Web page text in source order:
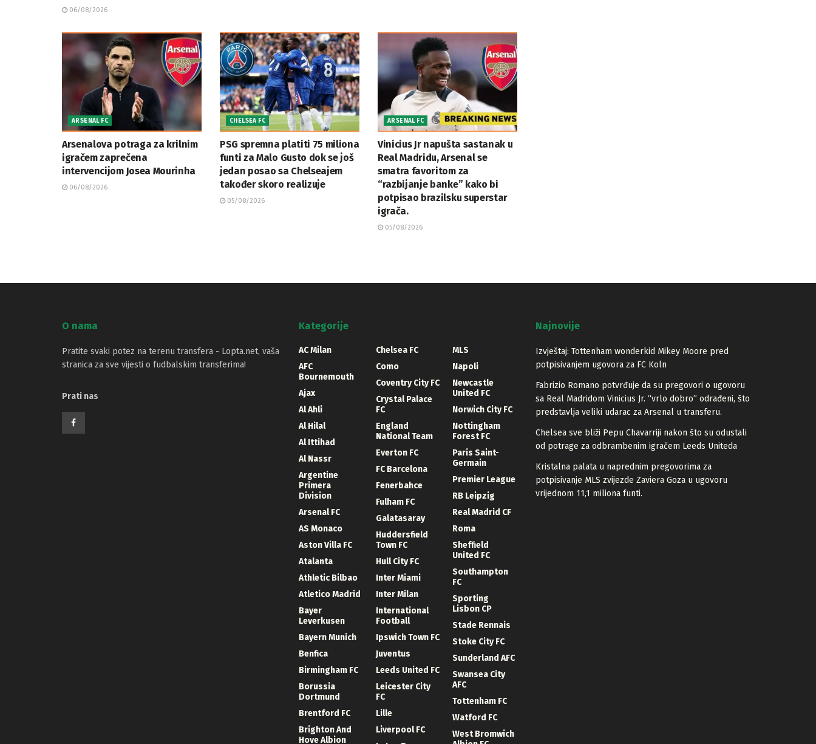
06/08/2026
ARSENAL FC
Arsenalova potraga za krilnim
igračem zaprečena
intervencijom Josea Mourinha
06/08/2026
CHELSEA FC
PSG spremna platiti 75 miliona
funti za Malo Gusto dok se još
jedan posao sa Chelseajem
također skoro realizuje
05/08/2026
ARSENAL FC
Vinicius Jr napušta sastanak u
Real Madridu, Arsenal se
smatra favoritom za
“razbijanje banke” kako bi
potpisao brazilsku superstar
igrača.
05/08/2026
O nama
Pratite svaki potez na terenu transfera - Lopta.net, vaša
stranica za sve vijesti o fudbalskim transferima!
Prati nas
Kategorije
AC Milan
AFC
Bournemouth
Ajax
Al Ahli
Al Hilal
Al Ittihad
Al Nassr
Argentine
Primera
Division
Arsenal FC
AS Monaco
Aston Villa FC
Atalanta
Athletic Bilbao
Atletico Madrid
Bayer
Leverkusen
Bayern Munich
Benfica
Birmingham FC
Borussia
Dortmund
Brentford FC
Brighton And
Hove Albion
Chelsea FC
Como
Coventry City FC
Crystal Palace
FC
England
National Team
Everton FC
FC Barcelona
Fenerbahce
Fulham FC
Galatasaray
Huddersfield
Town FC
Hull City FC
Inter Miami
Inter Milan
International
Football
Ipswich Town FC
Juventus
Leeds United FC
Leicester City
FC
Lille
Liverpool FC
MLS
Napoli
Newcastle
United FC
Norwich City FC
Nottingham
Forest FC
Paris Saint-
Germain
Premier League
RB Leipzig
Real Madrid CF
Roma
Sheffield
United FC
Southampton
FC
Sporting
Lisbon CP
Stade Rennais
Stoke City FC
Sunderland AFC
Swansea City
AFC
Tottenham FC
Watford FC
West Bromwich
Najnovije
Izvještaj: Tottenham wonderkid Mikey Moore pred
potpisivanjem ugovora za FC Koln
Fabrizio Romano potvrđuje da su pregovori o ugovoru
sa Real Madridom Vinicius Jr. “vrlo dobro” odrađeni, što
predstavlja veliki udarac za Arsenal u transferu.
Chelsea sve bliži Pepu Chavarriji nakon što su odustali
od potrage za odbrambenim igračem Leeds Uniteda
Kristalna palata u naprednim pregovorima za
potpisivanje MLS zvijezde Zaviera Goza u ugovoru
vrijednom 11,1 miliona funti.